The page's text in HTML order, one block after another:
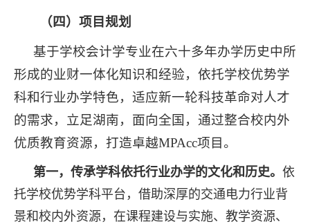
（四）项目规划
基于学校会计学专业在六十多年办学历史中所
形成的业财一体化知识和经验，依托学校优势学
科和行业办学特色，适应新一轮科技革命对人才
的需求，立足湖南，面向全国，通过整合校内外
优质教育资源，打造卓越MPAcc项目。
第一，传承学科依托行业办学的文化和历史。 依
托学校优势学科平台，借助深厚的交通电力行业背
景和校内外资源，在课程建设与实施、教学资源、